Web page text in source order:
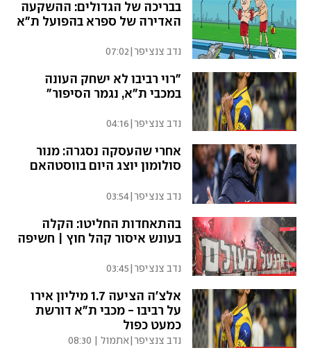
בבריכה של הגדולים: ההשקעה
האדירה של ספרא בהפועל ת"א
נדב צנציפר|
07:02
"רוי רביבו לא ישחק העונה
במכבי ת"א, נגמר הסיפור"
נדב צנציפר|
04:16
אחרי שהעסקה נסגרה: מנור
סולומון יוצג היום בווסטהאם
נדב צנציפר|
03:54
בהתאחדות החליטו: הקלה
בעונש איסור קהל חוץ | חשיפה
נדב צנציפר|
03:45
אלצ'ה הציעה 1.7 מיליון אירו
על רביבו - מכבי ת"א דורשת
כמעט כפול
נדב צנציפר| אתמול | 08:30